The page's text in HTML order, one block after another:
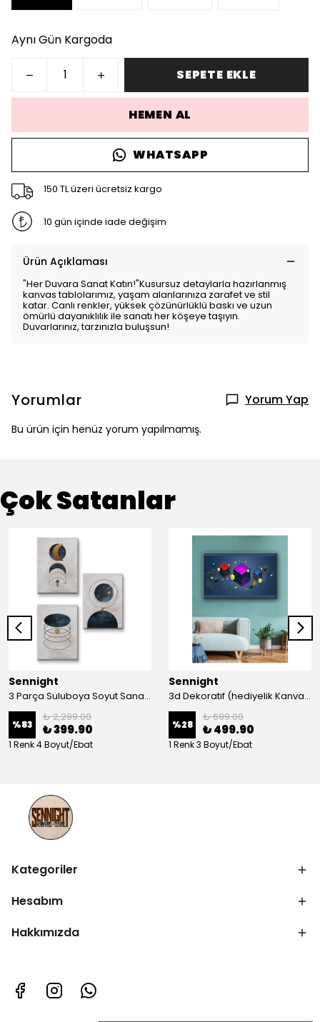
Aynı Gün Kargoda
SEPETE EKLE
HEMEN AL
WHATSAPP
150 TL üzeri ücretsiz kargo
10 gün içinde iade değişim
Ürün Açıklaması
"Her Duvara Sanat Katın!"Kusursuz detaylarla hazırlanmış
kanvas tablolarımız, yaşam alanlarınıza zarafet ve stil
katar. Canlı renkler, yüksek çözünürlüklü baskı ve uzun
ömürlü dayanıklılık ile sanatı her köşeye taşıyın.
Duvarlarınız, tarzınızla buluşsun!
Yorumlar Yorum Yap
Bu ürün için henüz yorum yapılmamış.
Çok Satanlar
Sennight
3 Parça Suluboya Soyut Sanat Koleksiyonu Dekoratif Kanvas Tablo
%83
₺ 2,299.00
₺ 399.90
1 Renk 4 Boyut/Ebat
Sennight
3d Dekoratif (hediyelik Kanvas Tablo)
%28
₺ 699.00
₺ 499.90
1 Renk 3 Boyut/Ebat
Kategoriler
Hesabım
Hakkımızda